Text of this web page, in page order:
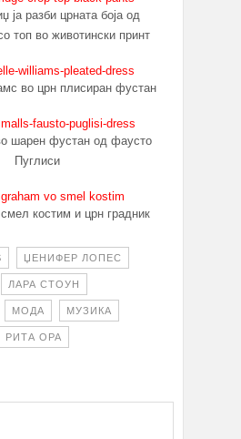
ја разби црната боја од
топ во животински принт
во црн плисиран фустан
шарен фустан од фаусто
Пуглиси
костим и црн градник
ЏЕНИФЕР ЛОПЕС
ЛАРА СТОУН
МОДА МУЗИКА
РИТА ОРА